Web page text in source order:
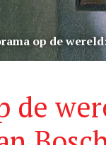
op de
de